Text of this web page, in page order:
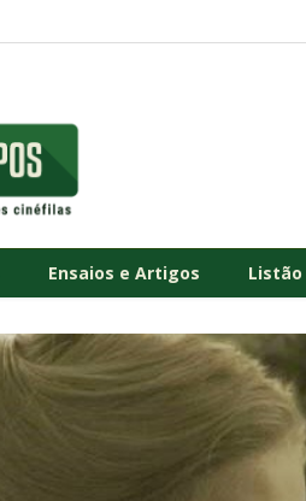
Ensaios e Artigos Listão